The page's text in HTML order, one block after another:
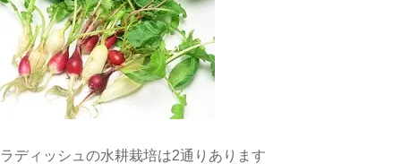
ラディッシュの水耕栽培は2通りあります